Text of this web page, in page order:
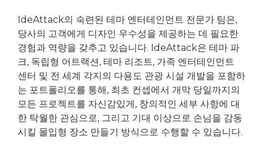
IdeAttack의 숙련된 테마 엔터테인먼트 전문가 팀은,
당사의 고객에게 디자인 우수성을 제공하는 데 필요한
경험과 역량을 갖추고 있습니다. IdeAttack은 테마 파
크, 독립형 어트랙션, 테마 리조트, 가족 엔터테인먼트
센터 및 전 세계 각지의 다용도 관광 시설 개발을 포함하
는 포트폴리오를 통해, 최초 컨셉에서 개막 당일까지의
모든 프로젝트를 자신감있게, 창의적인 세부 사항에 대
한 탁월한 관심으로, 그리고 기대 이상으로 손님을 감동
시킬 몰입형 장소 만들기 방식으로 수행할 수 있습니다.